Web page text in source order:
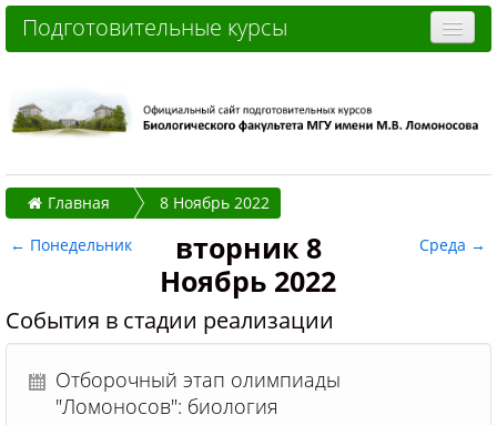
Подготовительные курсы
Дистанционные курсы
Стоимость
Как записаться и оплатить
Часто задаваемые вопросы
Вы не вошли в систему (Вход)
Главная
8 Ноябрь 2022
← Понедельник
вторник 8
Ноябрь 2022
Среда →
События в стадии реализации
Отборочный этап олимпиады
"Ломоносов": биология